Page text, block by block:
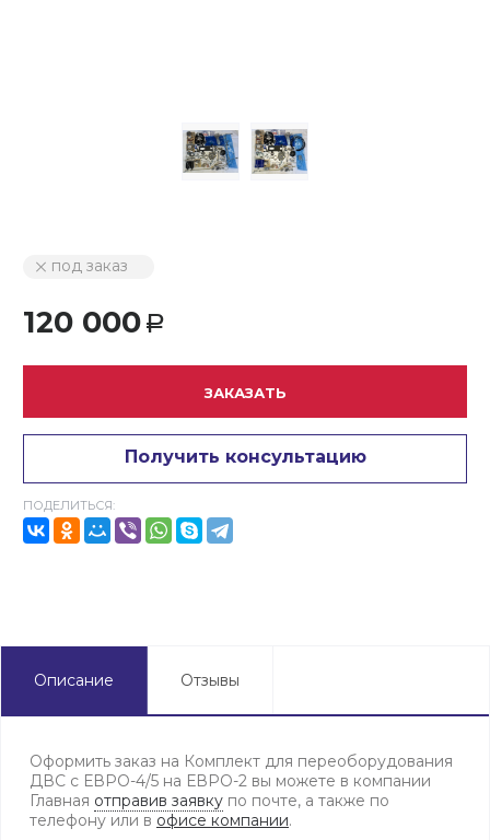
под заказ
120 000 Р
ЗАКАЗАТЬ
Получить консультацию
ПОДЕЛИТЬСЯ:
Описание Отзывы
Оформить заказ на Комплект для переоборудования
ДВС с ЕВРО-4/5 на ЕВРО-2 вы можете в компании
Главная отправив заявку по почте, а также по
телефону или в офисе компании.